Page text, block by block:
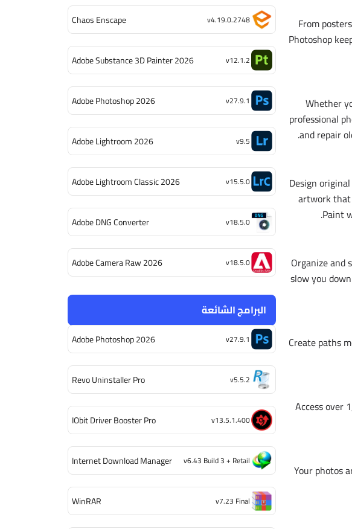
Chaos Enscape v4.19.0.2748
Adobe Substance 3D Painter 2026 v12.1.2
Adobe Photoshop 2026 v27.9.1
Adobe Lightroom 2026 v9.5
Adobe Lightroom Classic 2026 v15.5.0
Adobe DNG Converter v18.5.0
Adobe Camera Raw 2026 v18.5.0
البرامج الشائعة
Adobe Photoshop 2026 v27.9.1
Revo Uninstaller Pro v5.5.2
IObit Driver Booster Pro v13.5.1.400
Internet Download Manager v6.43 Build 3 + Retail
WinRAR v7.23 Final
From
Photoshop
Whether
professional
and repair
Design
artwork that
Paint
Organize and
slow you
Create paths
Access over
Your photos